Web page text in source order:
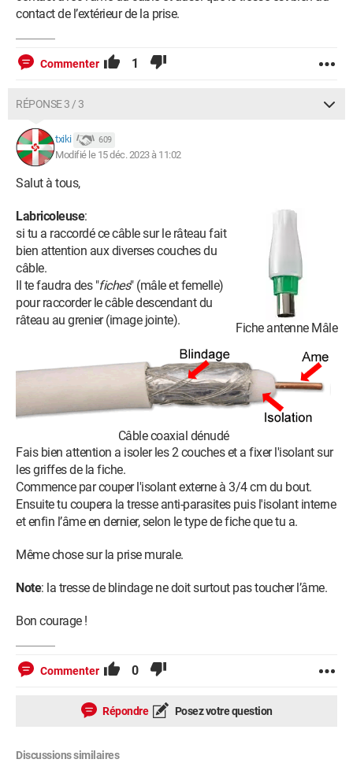
contact de l’extérieur de la prise.
Commenter 1
RÉPONSE 3 / 3
txiki 609
Modifié le 15 déc. 2023 à 11:02
Salut à tous,
Fiche antenne Mâle
Labricoleuse:
si tu a raccordé ce câble sur le râteau fait
bien attention aux diverses couches du
câble.
Il te faudra des "fiches" (mâle et femelle)
pour raccorder le câble descendant du
râteau au grenier (image jointe).
Câble coaxial dénudé
Fais bien attention a isoler les 2 couches et a fixer l'isolant sur
les griffes de la fiche.
Commence par couper l'isolant externe à 3/4 cm du bout.
Ensuite tu coupera la tresse anti-parasites puis l'isolant interne
et enfin l’âme en dernier, selon le type de fiche que tu a.
Même chose sur la prise murale.
Note: la tresse de blindage ne doit surtout pas toucher l’âme.
Bon courage !
Commenter 0
Répondre Posez votre question
Discussions similaires